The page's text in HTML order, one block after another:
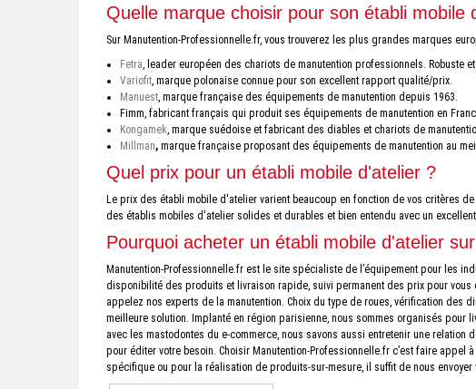
Quelle marque choisir pour son établi mobile
Sur Manutention-Professionnelle.fr, vous trouverez les plus grandes marques
Fetra , leader européen des chariots de manutention professionnels. Robuste
Variofit , marque polonaise connue pour son excellent rapport qualité/prix.
Manuest , marque française des équipements de manutention depuis 1963.
Fimm, fabricant français qui produit ses équipements de manutention en
Kongamek , marque suédoise et fabricant des diables et chariots de
Millman, marque française proposant des équipements de manutention au
Quel prix pour un établi mobile d'atelier ?
Le prix des établi mobile d'atelier varient beaucoup en fonction de vos critères
des établis mobiles d'atelier solides et durables et bien entendu avec un
Pourquoi acheter un établi mobile d'atelier
Manutention-Professionnelle.fr est le site spécialiste de l’équipement pour les
disponibilité des produits et livraison rapide, suivi permanent des prix pour
appelez nos experts de la manutention. Choix du type de roues, vérification
meilleure solution. Implanté en région parisienne, nous sommes organisés
avec les mastodontes du e-commerce, nous savons aussi entretenir une
pour éditer votre besoin. Choisir Manutention-Professionnelle.fr c’est faire
spécifique ou pour la réalisation de produits-sur-mesure, il suffit de nous